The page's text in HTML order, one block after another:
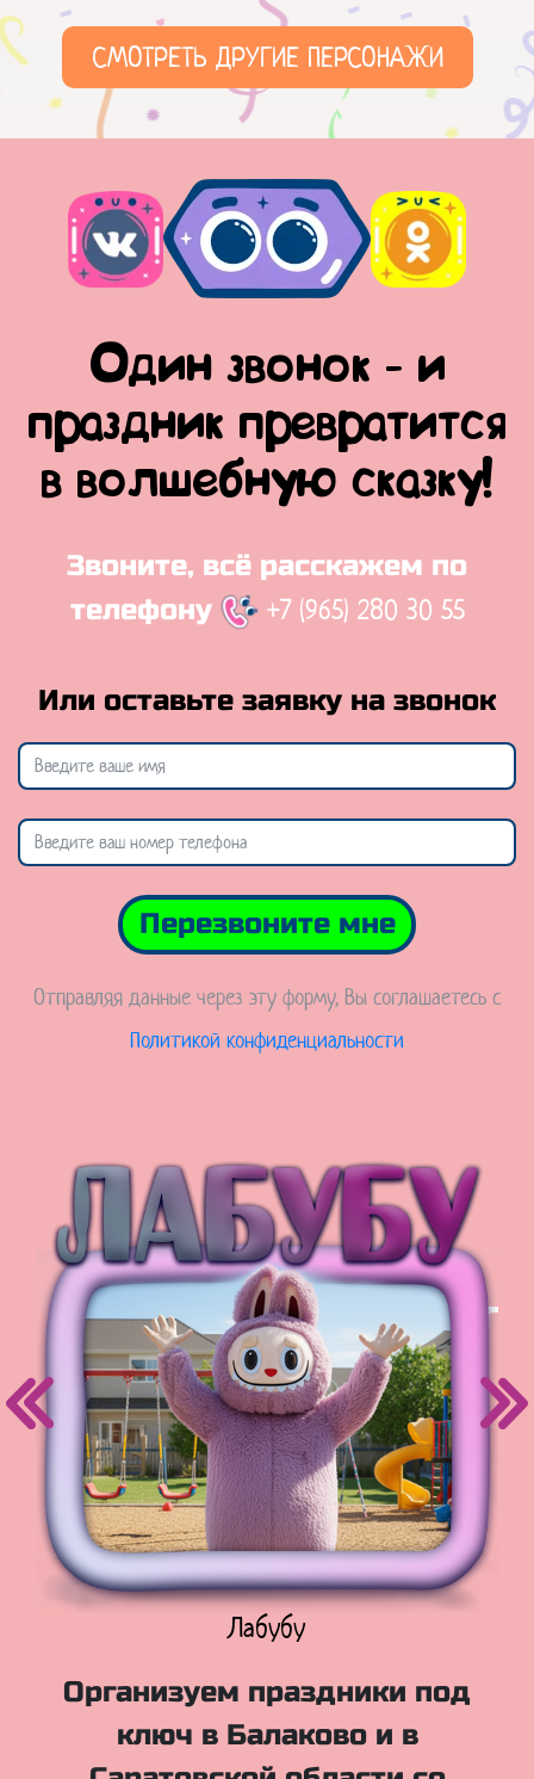
СМОТРЕТЬ ДРУГИЕ ПЕРСОНАЖИ
Один звонок - и
праздник превратится
в волшебную сказку!
Звоните, всё расскажем по
телефону
+7 (965) 280 30 55
Или оставьте заявку на звонок
Перезвоните мне
Отправляя данные через эту форму, Вы соглашаетесь с
Политикой конфиденциальности
Куклы Лол
Организуем праздники под
ключ в Балаково и в